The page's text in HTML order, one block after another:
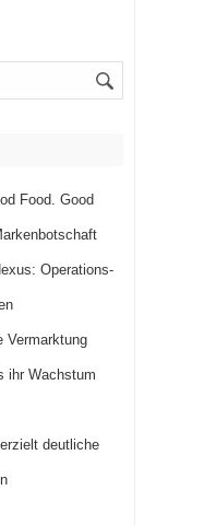
Food. Good
Operations-
Vermarktung
ihr Wachstum
deutliche